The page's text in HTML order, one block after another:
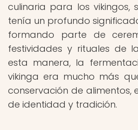
culinaria para los vikingos,
tenía un profundo
formando parte de
festividades y rituales de
esta manera, la
vikinga era mucho más
conservación de alimentos,
de identidad y tradición.